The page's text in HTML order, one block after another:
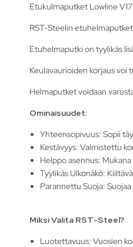
Etukulmaputket Lowline
RST-Steelin
Etuhelmaputki on tyylikäs
Keulavaurioiden korjaus voi
Helmaputket voidaan
Ominaisuudet:
Yhteensopivuus: Sopii
Kestävyys: Valmistettu
Helppo asennus:
Tyylikäs Ulkonäkö:
Parannettu Suoja:
Miksi Valita RST-Steel?
Luotettavuus: Vuosien